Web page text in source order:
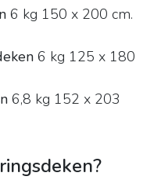
6 kg 150 x 200 cm.
6 kg 125 x 180
6,8 kg 152 x 203